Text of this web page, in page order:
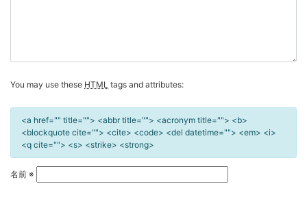
You may use these HTML tags and attributes:
<a href="" title=""> <abbr title=""> <acronym title=""> <b>
<blockquote cite=""> <cite> <code> <del datetime=""> <em> <i>
<q cite=""> <s> <strike> <strong>
名前 ※